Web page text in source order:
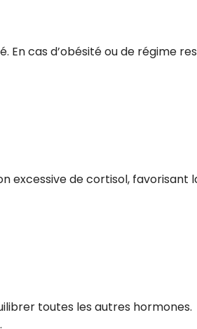
En cas d’obésité ou de régime
excessive de cortisol, favorisant
toutes les autres hormones.